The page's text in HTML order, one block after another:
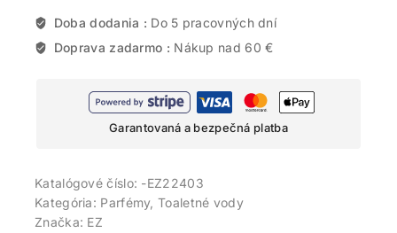
Doba dodania : Do 5 pracovných dní
Doprava zadarmo : Nákup nad 60 €
Garantovaná a bezpečná platba
Katalógové číslo: -EZ22403
Kategória: Parfémy, Toaletné vody
Značka: EZ